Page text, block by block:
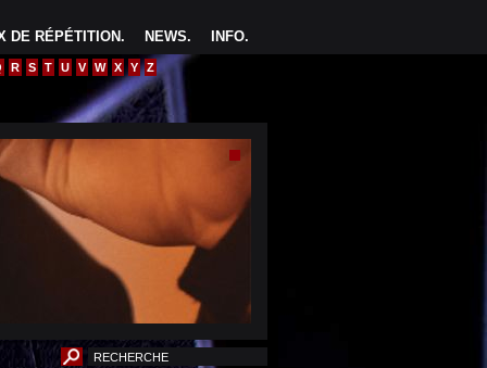
INFO.
NEWS.
DE RÉPÉTITION.
R S T U V W X Y Z